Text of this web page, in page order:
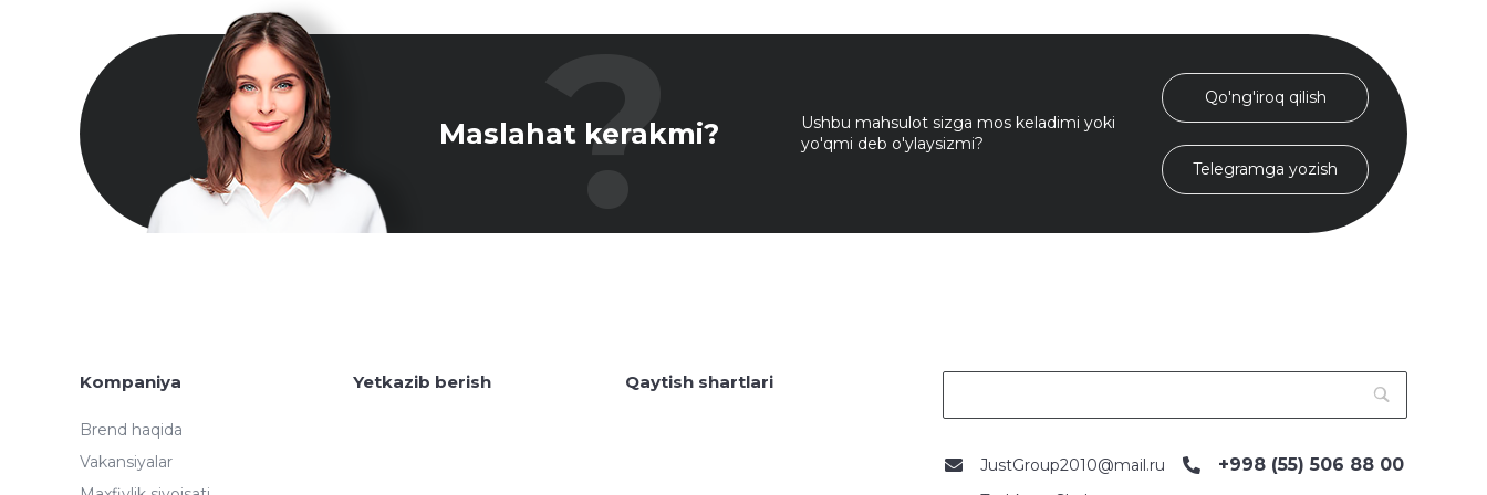
Maslahat kerakmi?
Ushbu mahsulot sizga mos keladimi yoki
yo'qmi deb o'ylaysizmi?
Qo'ng'iroq qilish
Telegramga yozish
Kompaniya
Brend haqida
Vakansiyalar
Yetkazib berish Qaytish shartlari
JustGroup2010@mail.ru +998 (55) 506 88 00